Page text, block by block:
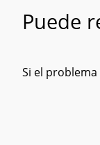
Puede
Si el